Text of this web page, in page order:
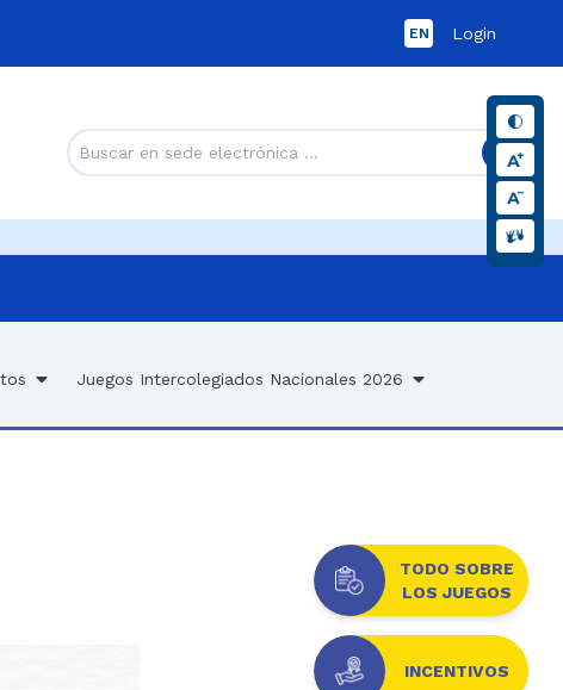
EN Login
Juegos Intercolegiados Nacionales 2026
TODO SOBRE
LOS JUEGOS
INCENTIVOS